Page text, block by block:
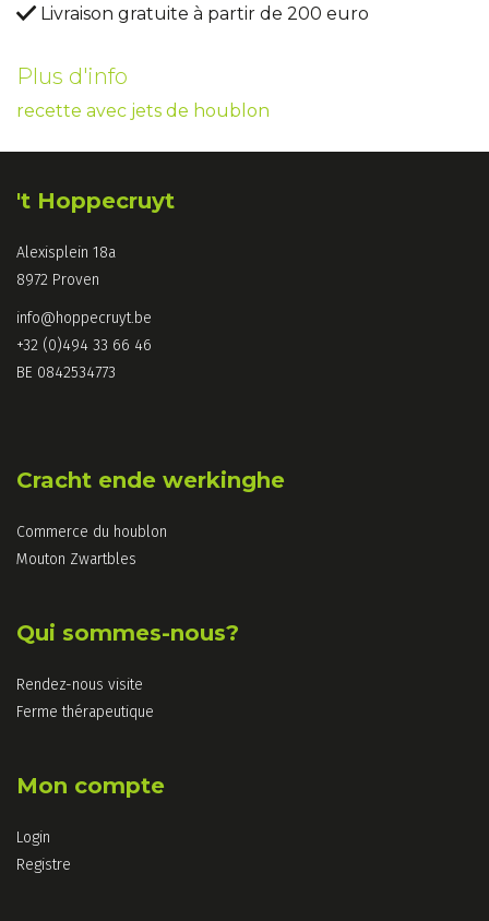
Livraison gratuite à partir de 200 euro
Plus d'info
recette avec jets de houblon
't Hoppecruyt
Alexisplein 18a
8972 Proven
info@hoppecruyt.be
+32 (0)494 33 66 46
BE 0842534773
Cracht ende werkinghe
Commerce du houblon
Mouton Zwartbles
Qui sommes-nous?
Rendez-nous visite
Ferme thérapeutique
Mon compte
Login
Registre